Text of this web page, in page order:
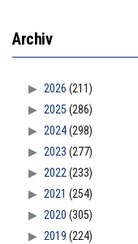
Archiv
2026 (211)
2025 (286)
2024(298)
2023 (277)
2022 (233)
2021 (254)
2020 (305)
2019 (224)